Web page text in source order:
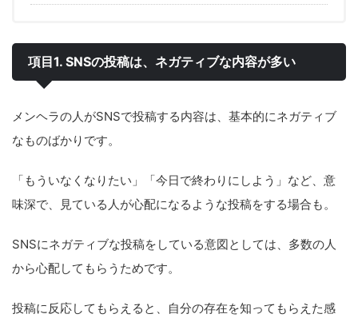
項目1. SNSの投稿は、ネガティブな内容が多い
メンヘラの人がSNSで投稿する内容は、基本的にネガティブ
なものばかりです。
「もういなくなりたい」「今日で終わりにしよう」など、意
味深で、見ている人が心配になるような投稿をする場合も。
SNSにネガティブな投稿をしている意図としては、多数の人
から心配してもらうためです。
投稿に反応してもらえると、自分の存在を知ってもらえた感